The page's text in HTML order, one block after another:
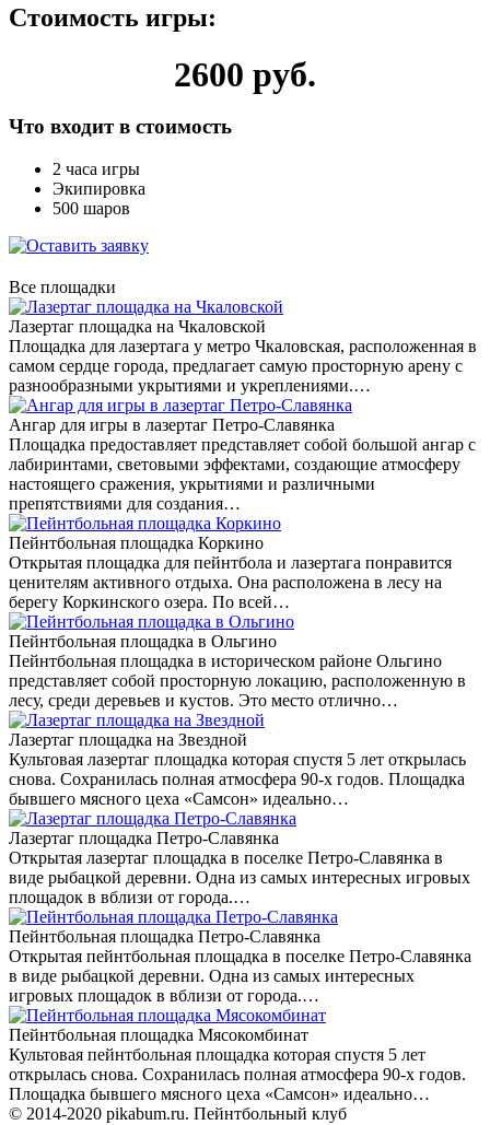
Стоимость игры:
2600 руб.
Что входит в стоимость
2 часа игры
Экипировка
500 шаров
Все площадки
Лазертаг площадка на Чкаловской
Площадка для лазертага у метро Чкаловская, расположенная в
самом сердце города, предлагает самую просторную арену с
разнообразными укрытиями и укреплениями.…
Ангар для игры в лазертаг Петро-Славянка
Площадка предоставляет представляет собой большой ангар с
лабиринтами, световыми эффектами, создающие атмосферу
настоящего сражения, укрытиями и различными
препятствиями для создания…
Пейнтбольная площадка Коркино
Открытая площадка для пейнтбола и лазертага понравится
ценителям активного отдыха. Она расположена в лесу на
берегу Коркинского озера. По всей…
Пейнтбольная площадка в Ольгино
Пейнтбольная площадка в историческом районе Ольгино
представляет собой просторную локацию, расположенную в
лесу, среди деревьев и кустов. Это место отлично…
Лазертаг площадка на Звездной
Культовая лазертаг площадка которая спустя 5 лет открылась
снова. Сохранилась полная атмосфера 90-х годов. Площадка
бывшего мясного цеха «Самсон» идеально…
Лазертаг площадка Петро-Славянка
Открытая лазертаг площадка в поселке Петро-Славянка в
виде рыбацкой деревни. Одна из самых интересных игровых
площадок в вблизи от города.…
Пейнтбольная площадка Петро-Славянка
Открытая пейнтбольная площадка в поселке Петро-Славянка
в виде рыбацкой деревни. Одна из самых интересных
игровых площадок в вблизи от города.…
Пейнтбольная площадка Мясокомбинат
Культовая пейнтбольная площадка которая спустя 5 лет
открылась снова. Сохранилась полная атмосфера 90-х годов.
Площадка бывшего мясного цеха «Самсон» идеально…
© 2014-2020 pikabum.ru. Пейнтбольный клуб